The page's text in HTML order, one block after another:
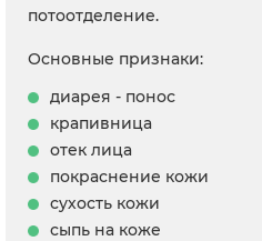
потоотделение.
Основные признаки:
диарея - понос
крапивница
отек лица
покраснение кожи
сухость кожи
сыпь на коже